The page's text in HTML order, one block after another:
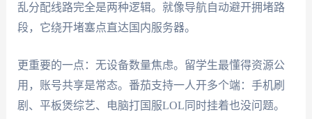
乱分配线路完全是两种逻辑。就像导航自动避开拥堵路
段，它绕开堵塞点直达国内服务器。
更重要的一点：无设备数量焦虑。留学生最懂得资源公
用，账号共享是常态。番茄支持一人开多个端：手机刷
剧、平板煲综艺、电脑打国服LOL同时挂着也没问题。